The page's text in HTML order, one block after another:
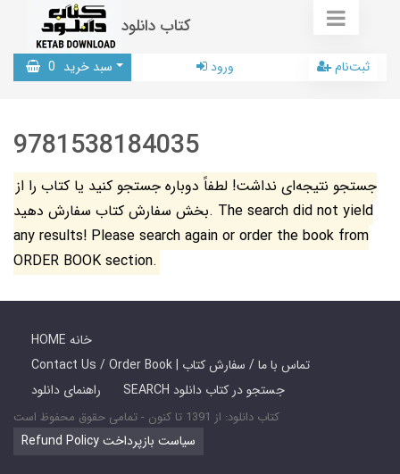
کتاب دانلود
سبد خرید 0 ورود ثبت‌نام
9781538184035
جستجو نتیجه‌ای نداشت! لطفاً دوباره جستجو کنید یا کتاب را از
بخش سفارش کتاب سفارش دهید. The search did not yield
any results! Please search again or order the book from
ORDER BOOK section.
HOME خانه
Contact Us / Order Book | تماس با ما / سفارش کتاب
راهنمای دانلود
SEARCH جستجو در کتاب دانلود
کتاب دانلود: از 1391 تا کنون - تمامی حقوق محفوظ است
Refund Policy سیاست بازپرداخت